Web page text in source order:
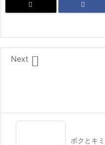

Next
ボクとキ